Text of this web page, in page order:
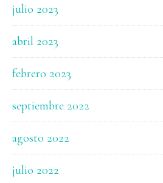
julio 2023
abril 2023
febrero 2023
septiembre 2022
agosto 2022
julio 2022